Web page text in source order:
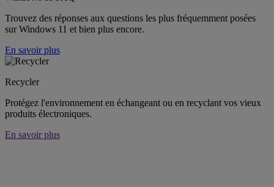
Trouvez des réponses aux questions les plus fréquemment posées
sur Windows 11 et bien plus encore.
En savoir plus
Recycler
Protégez l'environnement en échangeant ou en recyclant vos vieux
produits électroniques.
En savoir plus